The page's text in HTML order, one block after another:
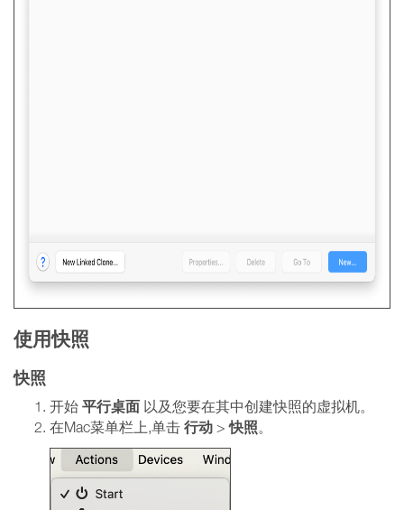
使用快照
快照
开始 平行桌面 以及您要在其中创建快照的虚拟机。
在Mac菜单栏上,单击 行动 >快照。